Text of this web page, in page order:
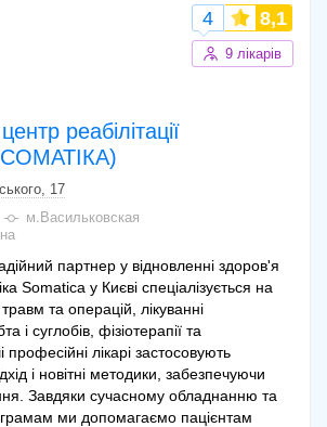
реабілітації
4 8,1
9 лікарів
17
м.Васильковская
партнер у відновленні здоров'я
Somatica у Києві спеціалізується на
травм та операцій, лікуванні
і суглобів, фізіотерапії та
професійні лікарі застосовують
і новітні методики, забезпечуючи
Завдяки сучасному обладнанню та
ми допомагаємо пацієнтам